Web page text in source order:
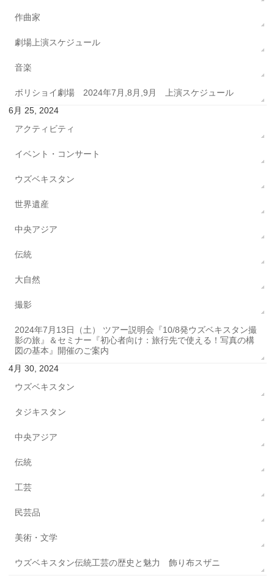
作曲家
劇場上演スケジュール
音楽
ボリショイ劇場 2024年7月,8月,9月 上演スケジュール
6月 25, 2024
アクティビティ
イベント・コンサート
ウズベキスタン
世界遺産
中央アジア
伝統
大自然
撮影
2024年7月13日（土） ツアー説明会『10/8発ウズベキスタン撮
影の旅』＆セミナー『初心者向け：旅行先で使える！写真の構
図の基本』開催のご案内
4月 30, 2024
ウズベキスタン
タジキスタン
中央アジア
伝統
工芸
民芸品
美術・文学
ウズベキスタン伝統工芸の歴史と魅力 飾り布スザニ